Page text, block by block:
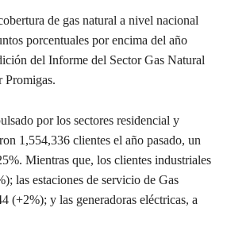
de gas natural a nivel nacional
porcentuales por encima del año
del Informe del Sector Gas Natural
Promigas.
por los sectores residencial y
1,554,336 clientes el año pasado, un
Mientras que, los clientes industriales
las estaciones de servicio de Gas
(+2%); y las generadoras eléctricas, a